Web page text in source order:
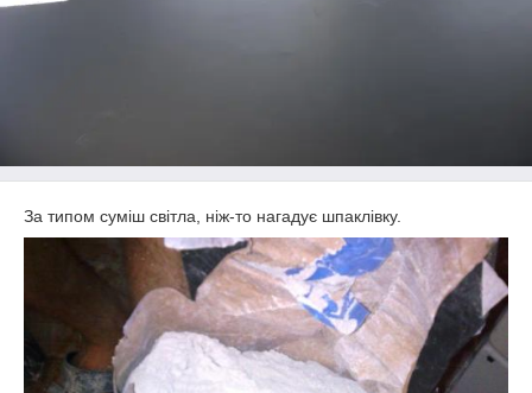
За типом суміш світла, ніж-то нагадує шпаклівку.